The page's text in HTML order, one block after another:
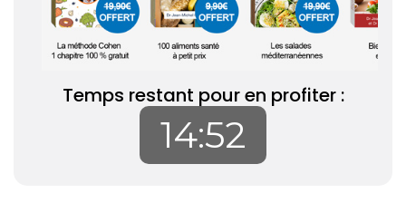
Temps restant pour en profiter :
14:51